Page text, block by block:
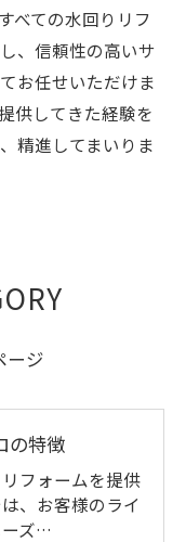
べての水回りリフ
、信頼性の高いサ
お任せいただけま
供してきた経験を
精進してまいりま
ージ
の特徴
フォームを提供
、お客様のライ
ーズ…